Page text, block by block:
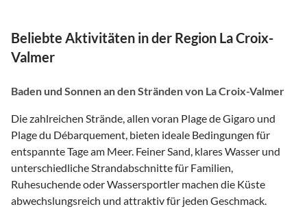
Beliebte Aktivitäten in der Region La Croix-
Valmer
Baden und Sonnen an den Stränden von La Croix-Valmer
Die zahlreichen Strände, allen voran Plage de Gigaro und
Plage du Débarquement, bieten ideale Bedingungen für
entspannte Tage am Meer. Feiner Sand, klares Wasser und
unterschiedliche Strandabschnitte für Familien,
Ruhesuchende oder Wassersportler machen die Küste
abwechslungsreich und attraktiv für jeden Geschmack.